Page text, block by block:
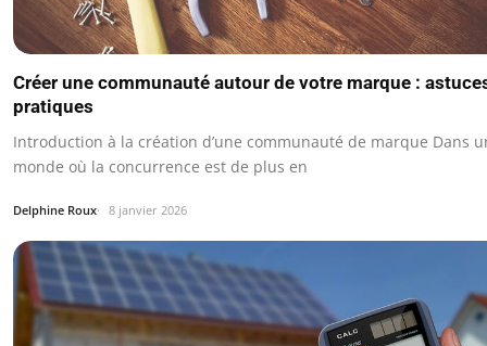
Créer une communauté autour de votre marque :
pratiques
Introduction à la création d’une communauté de marque Dans
monde où la concurrence est de plus en
Delphine Roux 8 janvier 2026